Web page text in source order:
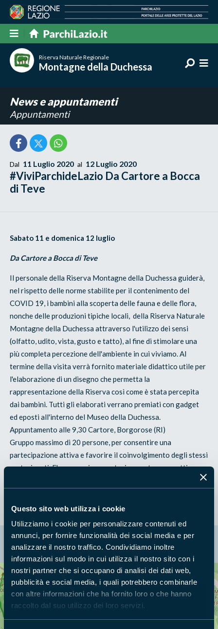
Questo sito web utilizza i cookie
Utilizziamo i cookie per personalizzare contenuti ed
annunci, per fornire funzionalità dei social media e per
analizzare il nostro traffico. Condividiamo inoltre
informazioni sul modo in cui utilizza il nostro sito con i
nostri partner che si occupano di analisi dei dati web,
pubblicità e social media, i quali potrebbero combinarle
con altre informazioni che ha fornito loro o che hanno
raccolto dal suo utilizzo dei loro servizi.
Riserva Naturale Regionale
Montagne della Duchessa
News e appuntamenti
Appuntamenti
Dal 11 Luglio 2020 al 12 Luglio 2020
#ViviParchideLazio Da Cartore a Bocca
di Teve
Sabato 11 e domenica 12 luglio
Da Cartore a Bocca di Teve
Il personale della Riserva Montagne della Duchessa guiderà,
nel rispetto delle norme stabilite per il contenimento del
COVID 19, i bambini alla scoperta delle fauna e delle flora,
nonche delle produzioni tipiche locali, della Riserva Naturale
Montagne della Duchessa attraverso l'utilizzo dei sensi
(olfatto, udito, vista, gusto e tatto), al fine di stimolare una
più completa percezione dell'ambiente in cui viviamo. Al
termine della visita verrà fornito materiale didattico utile per
l'elaborazione di un disegno che permetta la
rappresentazione della Riserva così come è stata percepita
dai bambini. Tutti gli elaborati verrano premiati con gadget
ed eposti all'interno del Museo della Duchessa.
Appuntamento alle 9,30 Cartore, Borgorose (RI)
Gruppo massimo di 20 persone, per consentire una
partecipazione attiva e favorire il coinvolgimento degli stessi
partecipanti. E' necessaria prenotazione entro una settimana
La mappa di Parchilazio.it
Cerca nella mappa OPZIONI